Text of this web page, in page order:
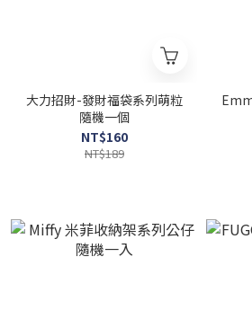
大力招財-發財福袋系列萌粒
隨機一個
NT$160
NT$189